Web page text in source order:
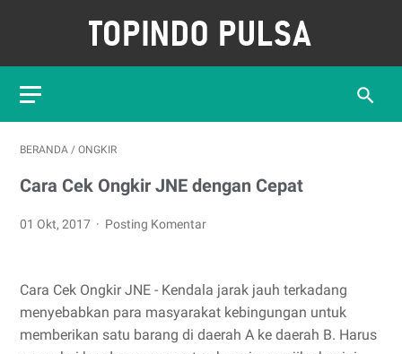
BERANDA / ONGKIR
Cara Cek Ongkir JNE dengan Cepat
01 Okt, 2017 Posting Komentar
Cara Cek Ongkir JNE - Kendala jarak jauh terkadang
menyebabkan para masyarakat kebingungan untuk
memberikan satu barang di daerah A ke daerah B. Harus